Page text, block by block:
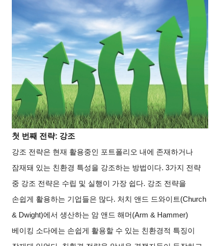
첫 번째 전략: 강조
강조 전략은 현재 활용중인 포트폴리오 내에 존재하거나
잠재돼 있는 친환경 특성을 강조하는 방법이다. 3가지 전략
중 강조 전략은 수립 및 실행이 가장 쉽다. 강조 전략을
손쉽게 활용하는 기업들은 많다. 처치 앤드 드와이트(Church
& Dwight)에서 생산하는 암 앤드 해머(Arm & Hammer)
베이킹 소다에는 손쉽게 활용할 수 있는 친환경적 특징이